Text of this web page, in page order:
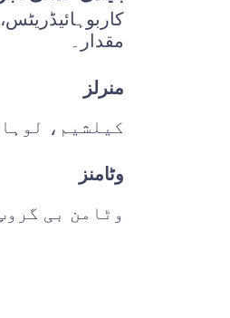
مقدار۔
منرلز
کیلشیم،
وٹامنز
وٹامن بی